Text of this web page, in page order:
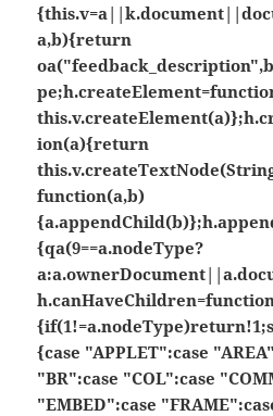
a,b){return
ion(a){return
function(a,b)
{qa(9==a.nodeType?
{case "APPLET":case
"BR":case "COL":case
"EMBED":case